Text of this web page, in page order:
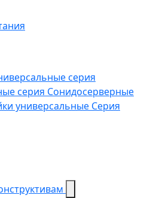
серия
серия Сонидосерверные
универсальные Серия